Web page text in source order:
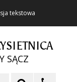
tekstowa
SĄCZ